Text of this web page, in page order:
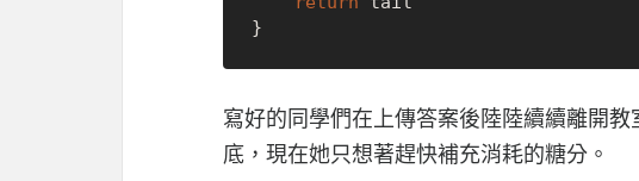
寫好的同學們在上傳答案後陸陸續續離開
底，現在她只想著趕快補充消耗的糖分。